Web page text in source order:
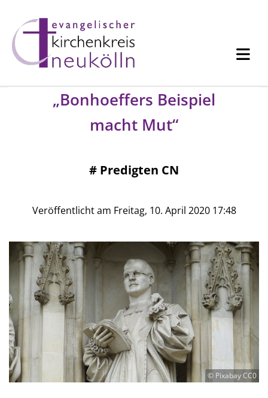
„Bonhoeffers Beispiel
macht Mut“
# Predigten CN
Veröffentlicht am Freitag, 10. April 2020 17:48
© Pixabay CC0